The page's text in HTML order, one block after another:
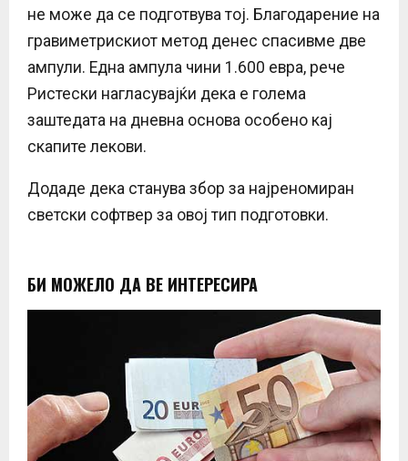
не може да се подготвува тој. Благодарение на
гравиметрискиот метод денес спасивме две
ампули. Една ампула чини 1.600 евра, рече
Ристески нагласувајќи дека е голема
заштедата на дневна основа особено кај
скапите лекови.
Додаде дека станува збор за најреномиран
светски софтвер за овој тип подготовки.
БИ МОЖЕЛО ДА ВЕ ИНТЕРЕСИРА